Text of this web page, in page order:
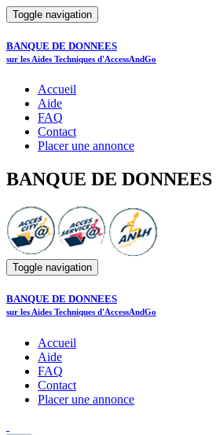
Toggle navigation
BANQUE DE DONNEES
sur les Aides Techniques d'AccessAndGo
Accueil
Aide
FAQ
Contact
Placer une annonce
BANQUE DE DONNEES
Toggle navigation
BANQUE DE DONNEES
sur les Aides Techniques d'AccessAndGo
Accueil
Aide
FAQ
Contact
Placer une annonce